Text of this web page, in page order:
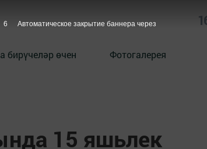
бирүчеләр өчен Фотогалерея
15 яшьлек
5 Автоматическое закрытие баннера через